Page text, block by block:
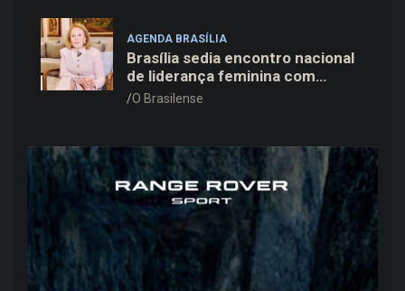
AGENDA BRASÍLIA
Brasília sedia encontro nacional
de liderança feminina com
Janete Vaz, Carla Fonseca e
O Brasilense